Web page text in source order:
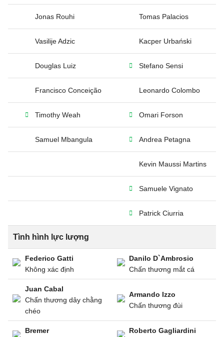
Jonas Rouhi Tomas Palacios
Vasilije Adzic Kacper Urbański
Douglas Luiz Stefano Sensi
Francisco Conceição Leonardo Colombo
Timothy Weah Omari Forson
Samuel Mbangula Andrea Petagna
Kevin Maussi Martins
Samuele Vignato
Patrick Ciurria
Tình hình lực lượng
Federico Gatti
Không xác định
Danilo D`Ambrosio
Chấn thương mắt cá
Juan Cabal
Chấn thương dây chằng
chéo
Armando Izzo
Chấn thương đùi
Bremer
Roberto Gagliardini